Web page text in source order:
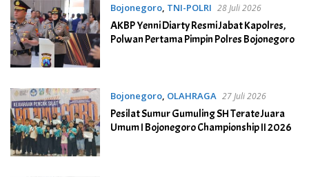
Bojonegoro, TNI-POLRI 28 Juli 2026
AKBP Yenni Diarty Resmi Jabat Kapolres,
Polwan Pertama Pimpin Polres Bojonegoro
Bojonegoro, OLAHRAGA 27 Juli 2026
Pesilat Sumur Gumuling SH Terate Juara
Umum I Bojonegoro Championship II 2026